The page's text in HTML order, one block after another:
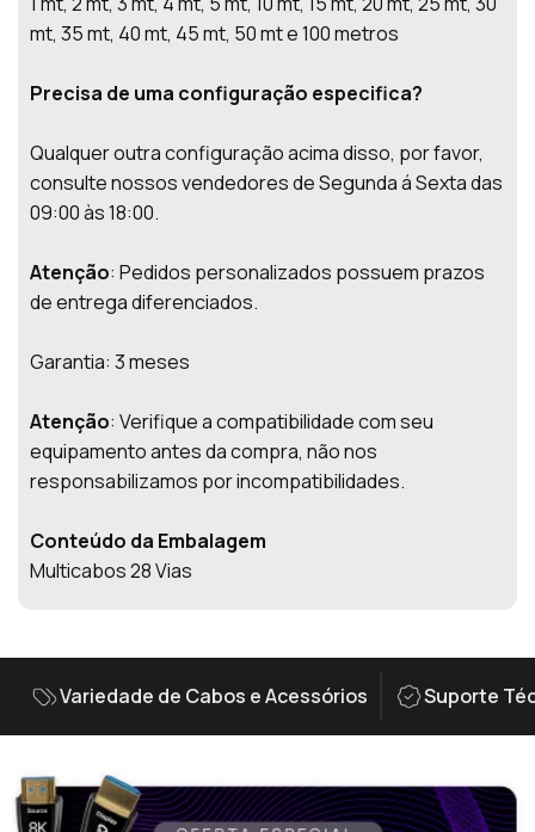
mt, 35 mt, 40 mt, 45 mt, 50 mt e 100 metros
Precisa de uma configuração especifica?
Qualquer outra configuração acima disso, por favor,
consulte nossos vendedores de Segunda á Sexta das
09:00 às 18:00.
Atenção: Pedidos personalizados possuem prazos
de entrega diferenciados.
Garantia: 3 meses
Atenção: Verifique a compatibilidade com seu
equipamento antes da compra, não nos
responsabilizamos por incompatibilidades.
Conteúdo da Embalagem
Multicabos 28 Vias
Variedade de Cabos e Acessórios Suporte